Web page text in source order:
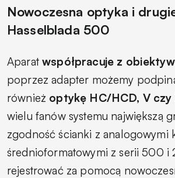
Nowoczesna optyka i
Hasselblada 500
Aparatwspółpracuje z
poprzez adapter możemy
również optykę HC/HCD, V czy
wielu fanów systemu największą
zgodność ścianki z analogowymi
średnioformatowymi z serii 500 i
rejestrować za pomocą